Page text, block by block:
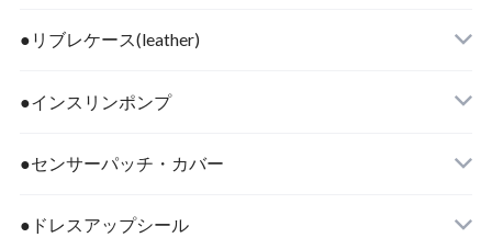
●リブレケース(leather)
●インスリンポンプ
●センサーパッチ・カバー
●ドレスアップシール